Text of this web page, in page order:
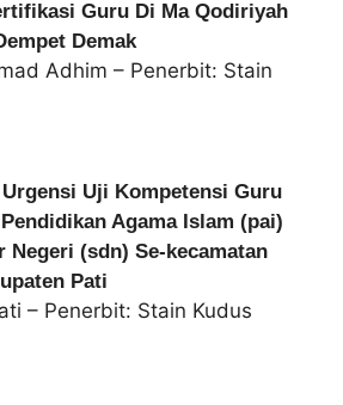
Guru Di Ma Qodiriyah
Demak
Adhim – Penerbit: Stain
Uji Kompetensi Guru
Agama Islam (pai)
Negeri (sdn) Se-kecamatan
Pati
– Penerbit: Stain Kudus